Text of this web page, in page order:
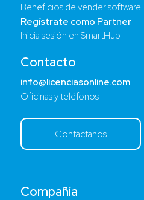
Compañía
Beneficios de vender software
Regístrate como Partner
Inicia sesión en SmartHub
Contacto
info@licenciasonline.com
Oficinas y teléfonos
Contáctanos